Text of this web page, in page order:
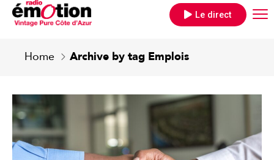
Le direct
Home Archive by tag Emplois